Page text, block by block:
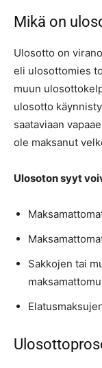
Mikä on
Ulosotto on
eli ulosottomies
muun
ulosotto
saataviaan
ole maksanut
Ulosoton syyt
Sakkojen tai